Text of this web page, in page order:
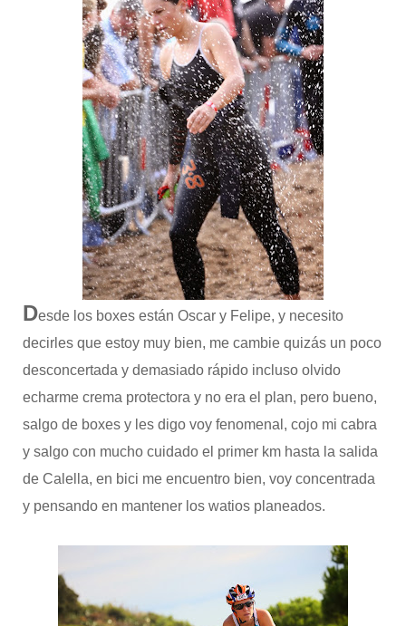
Desde los boxes están Oscar y Felipe, y necesito
decirles que estoy muy bien, me cambie quizás un poco
desconcertada y demasiado rápido incluso olvido
echarme crema protectora y no era el plan, pero bueno,
salgo de boxes y les digo voy fenomenal, cojo mi cabra
y salgo con mucho cuidado el primer km hasta la salida
de Calella, en bici me encuentro bien, voy concentrada
y pensando en mantener los watios planeados.